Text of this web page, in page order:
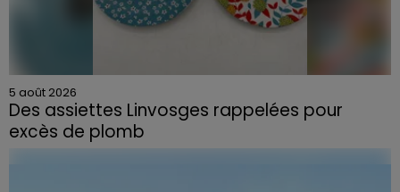
5 août 2026
Des assiettes Linvosges rappelées pour
excès de plomb
Du plomb a été détecté dans deux assiettes en